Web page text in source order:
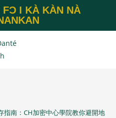
I KÀ KÀN NÀ
指南：CH加密中心學院教你避開地雷